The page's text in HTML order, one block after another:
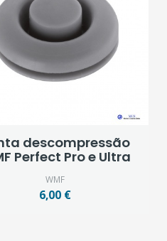
descompressão
Perfect Pro e Ultra
WMF
6,00 €